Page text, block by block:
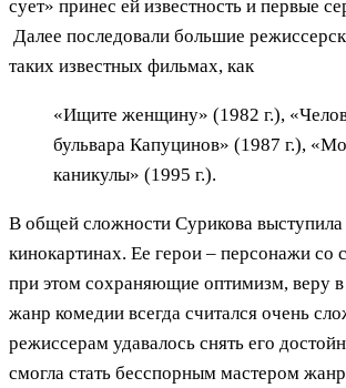
сует» принес ей известность и первые
Далее последовали большие
таких известных фильмах, как
«Ищите женщину» (1982 г.),
бульвара Капуцинов» (1987 г.),
каникулы» (1995 г.).
В общей сложности Сурикова
кинокартинах. Ее герои – персонажи со
при этом сохраняющие оптимизм, веру
жанр комедии всегда считался очень
режиссерам удавалось снять его
смогла стать бесспорным мастером